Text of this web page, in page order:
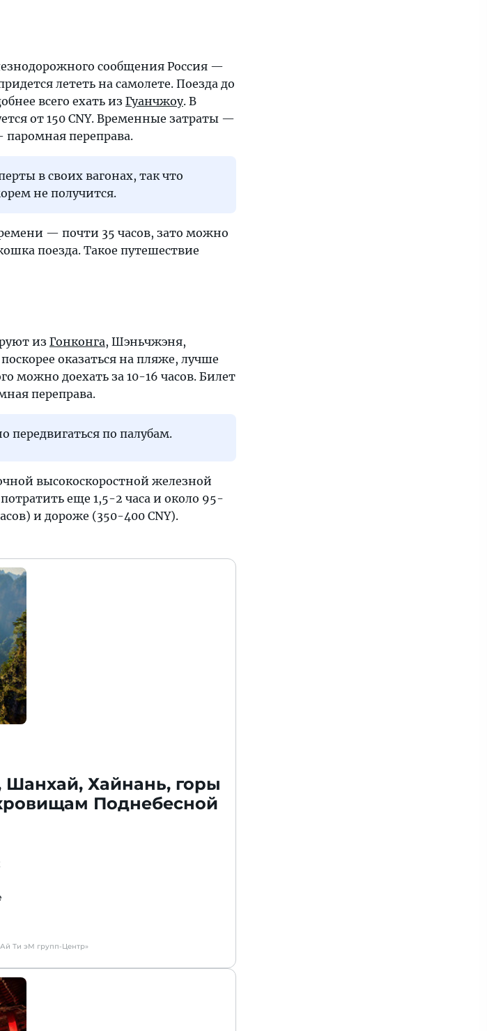
сообщения Россия —
лететь на самолете. Поезда до
всего ехать из Гуанчжоу. В
от 150 CNY. Временные затраты —
паромная переправа.
в своих вагонах, так что
не получится.
— почти 35 часов, зато можно
поезда. Такое путешествие
из Гонконга, Шэньчжэня,
оказаться на пляже, лучше
можно доехать за 10-16 часов. Билет
переправа.
передвигаться по палубам.
высокоскоростной железной
еще 1,5-2 часа и около 95-
и дороже (350-400 CNY).
Хайнань, горы
Поднебесной
Ти эМ групп-Центр»